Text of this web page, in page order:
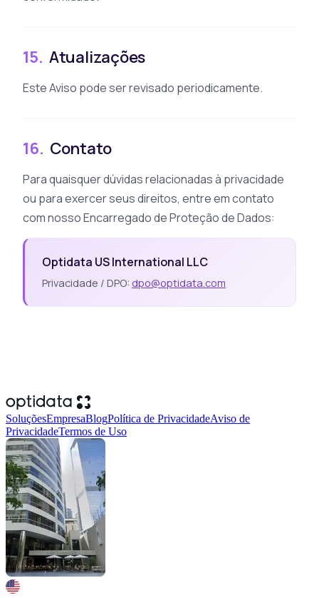
15. Atualizações
Este Aviso pode ser revisado periodicamente.
16. Contato
Para quaisquer dúvidas relacionadas à privacidade
ou para exercer seus direitos, entre em contato
com nosso Encarregado de Proteção de Dados:
Optidata US International LLC
Privacidade / DPO: dpo@optidata.com
SoluçõesEmpresaBlogPolítica de PrivacidadeAviso de
PrivacidadeTermos de Uso